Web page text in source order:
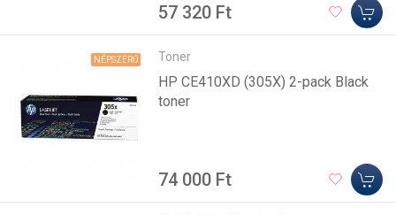
57 320 Ft
NÉPSZERŰ Toner
HP CE410XD (305X) 2-pack Black
toner
74 000 Ft